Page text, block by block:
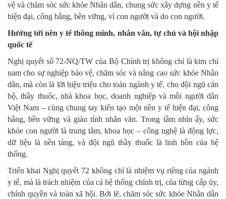
vệ và chăm sóc sức khỏe Nhân dân, chung sức xây dựng nền y tế
hiện đại, công bằng, bền vững, vì con người và do con người.
Hướng tới nền y tế thông minh, nhân văn, tự chủ và hội nhập
quốc tế
Nghị quyết số 72-NQ/TW của Bộ Chính trị không chỉ là kim chỉ
nam cho sự nghiệp bảo vệ, chăm sóc và nâng cao sức khỏe Nhân
dân, mà còn là lời hiệu triệu cho toàn ngành y tế, cho đội ngũ cán
bộ, thầy thuốc, nhà khoa học, doanh nghiệp và mỗi người dân
Việt Nam – cùng chung tay kiến tạo một nền y tế hiện đại, công
bằng, bền vững và giàu tính nhân văn. Trong tầm nhìn ấy, sức
khỏe con người là trung tâm, khoa học – công nghệ là động lực,
dữ liệu là nền tảng, và đội ngũ thầy thuốc là linh hồn của hệ
thống.
Triển khai Nghị quyết 72 không chỉ là nhiệm vụ riêng của ngành
y tế, mà là trách nhiệm của cả hệ thống chính trị, của từng cấp ủy,
chính quyền và toàn xã hội. Bởi lẽ, chăm sóc sức khỏe Nhân dân